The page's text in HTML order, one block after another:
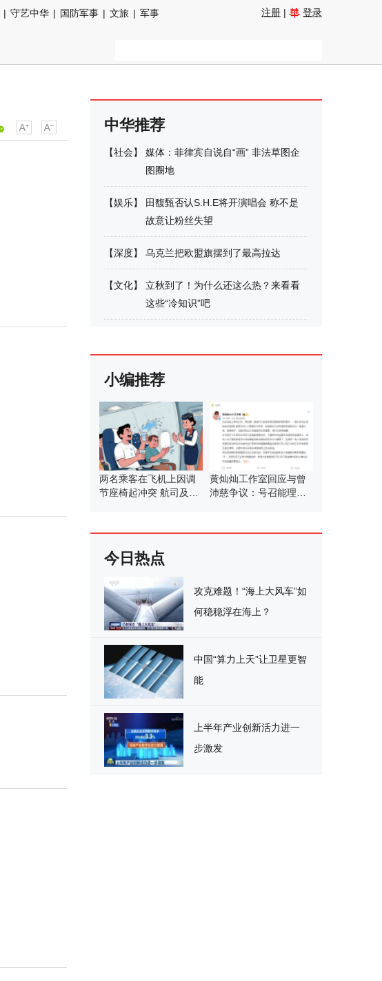
| 守艺中华 | 国防军事 | 文旅 | 军事
注册 | 登录
中华推荐
【社会】
媒体：菲律宾自说自“画” 非法草图企
图圈地
【娱乐】
田馥甄否认S.H.E将开演唱会 称不是
故意让粉丝失望
【深度】 乌克兰把欧盟旗摆到了最高拉达
【文化】
立秋到了！为什么还这么热？来看看
这些“冷知识”吧
小编推荐
两名乘客在飞机上因调
节座椅起冲突 航司及时
黄灿灿工作室回应与曾
沛慈争议：号召能理智
今日热点
攻克难题！“海上大风车”如
何稳稳浮在海上？
中国“算力上天”让卫星更智
能
上半年产业创新活力进一
步激发